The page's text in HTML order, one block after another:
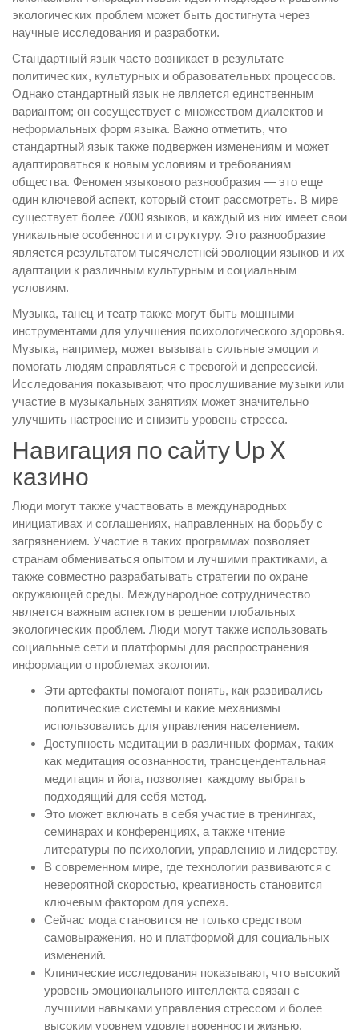
экологических проблем может быть достигнута через
научные исследования и разработки.
Стандартный язык часто возникает в результате
политических, культурных и образовательных процессов.
Однако стандартный язык не является единственным
вариантом; он сосуществует с множеством диалектов и
неформальных форм языка. Важно отметить, что
стандартный язык также подвержен изменениям и может
адаптироваться к новым условиям и требованиям
общества. Феномен языкового разнообразия — это еще
один ключевой аспект, который стоит рассмотреть. В мире
существует более 7000 языков, и каждый из них имеет свои
уникальные особенности и структуру. Это разнообразие
является результатом тысячелетней эволюции языков и их
адаптации к различным культурным и социальным
условиям.
Музыка, танец и театр также могут быть мощными
инструментами для улучшения психологического здоровья.
Музыка, например, может вызывать сильные эмоции и
помогать людям справляться с тревогой и депрессией.
Исследования показывают, что прослушивание музыки или
участие в музыкальных занятиях может значительно
улучшить настроение и снизить уровень стресса.
Навигация по сайту Up X
казино
Люди могут также участвовать в международных
инициативах и соглашениях, направленных на борьбу с
загрязнением. Участие в таких программах позволяет
странам обмениваться опытом и лучшими практиками, а
также совместно разрабатывать стратегии по охране
окружающей среды. Международное сотрудничество
является важным аспектом в решении глобальных
экологических проблем. Люди могут также использовать
социальные сети и платформы для распространения
информации о проблемах экологии.
Эти артефакты помогают понять, как развивались
политические системы и какие механизмы
использовались для управления населением.
Доступность медитации в различных формах, таких
как медитация осознанности, трансцендентальная
медитация и йога, позволяет каждому выбрать
подходящий для себя метод.
Это может включать в себя участие в тренингах,
семинарах и конференциях, а также чтение
литературы по психологии, управлению и лидерству.
В современном мире, где технологии развиваются с
невероятной скоростью, креативность становится
ключевым фактором для успеха.
Сейчас мода становится не только средством
самовыражения, но и платформой для социальных
изменений.
Клинические исследования показывают, что высокий
уровень эмоционального интеллекта связан с
лучшими навыками управления стрессом и более
высоким уровнем удовлетворенности жизнью.